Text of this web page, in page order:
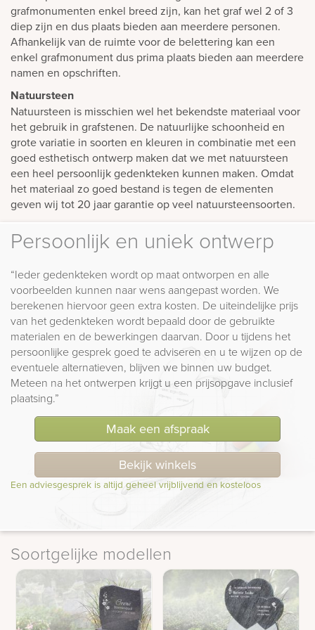
grafmonumenten enkel breed zijn, kan het graf wel 2 of 3
diep zijn en dus plaats bieden aan meerdere personen.
Afhankelijk van de ruimte voor de belettering kan een
enkel grafmonument dus prima plaats bieden aan meerdere
namen en opschriften.
Natuursteen
Natuursteen is misschien wel het bekendste materiaal voor
het gebruik in grafstenen. De natuurlijke schoonheid en
grote variatie in soorten en kleuren in combinatie met een
goed esthetisch ontwerp maken dat we met natuursteen
een heel persoonlijk gedenkteken kunnen maken. Omdat
het materiaal zo goed bestand is tegen de elementen
geven wij tot 20 jaar garantie op veel natuursteensoorten.
Persoonlijk en uniek ontwerp
“Ieder gedenkteken wordt op maat ontworpen en alle
voorbeelden kunnen naar wens aangepast worden. We
berekenen hiervoor geen extra kosten. De uiteindelijke prijs
van het gedenkteken wordt bepaald door de gebruikte
materialen en de bewerkingen daarvan. Door u tijdens het
persoonlijke gesprek goed te adviseren en u te wijzen op de
eventuele alternatieven, blijven we binnen uw budget.
Meteen na het ontwerpen krijgt u een prijsopgave inclusief
plaatsing.”
Maak een afspraak
Bekijk winkels
Een adviesgesprek is altijd geheel vrijblijvend en kosteloos
Soortgelijke modellen